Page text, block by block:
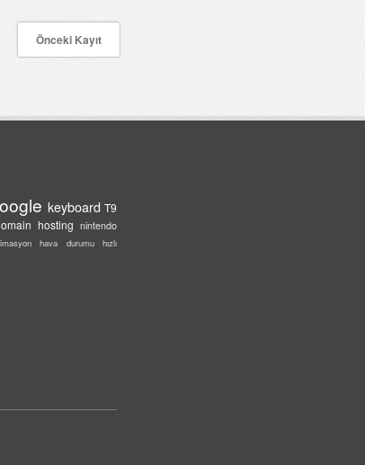
Önceki Kayıt
keyboard T9
hosting nintendo
hava durumu
hızlı